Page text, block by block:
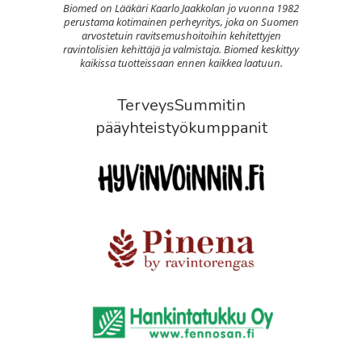
Biomed on Lääkäri Kaarlo Jaakkolan jo vuonna 1982
perustama kotimainen perheyritys, joka on Suomen
arvostetuin ravitsemushoitoihin kehitettyjen
ravintolisien kehittäjä ja valmistaja. Biomed keskittyy
kaikissa tuotteissaan ennen kaikkea laatuun.
TerveysSummitin
pääyhteistyökumppanit